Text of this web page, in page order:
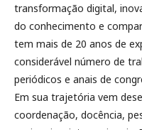
transformação digital,
do conhecimento e
tem mais de 20 anos de
considerável número de
periódicos e anais de
Em sua trajetória vem
coordenação, docência,